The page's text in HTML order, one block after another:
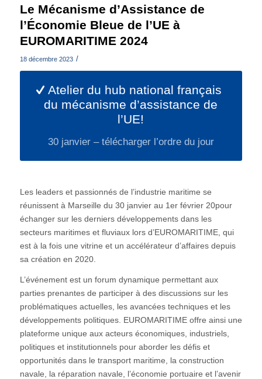
Le Mécanisme d’Assistance de
l’Économie Bleue de l’UE à
EUROMARITIME 2024
18 décembre 2023 /
Atelier du hub national français
du mécanisme d’assistance de
l’UE!
30 janvier – télécharger l’ordre du jour
Les leaders et passionnés de l’industrie maritime se
réunissent à Marseille du 30 janvier au 1er février 20pour
échanger sur les derniers développements dans les
secteurs maritimes et fluviaux lors d’EUROMARITIME, qui
est à la fois une vitrine et un accélérateur d’affaires depuis
sa création en 2020.
L’événement est un forum dynamique permettant aux
parties prenantes de participer à des discussions sur les
problématiques actuelles, les avancées techniques et les
développements politiques. EUROMARITIME offre ainsi une
plateforme unique aux acteurs économiques, industriels,
politiques et institutionnels pour aborder les défis et
opportunités dans le transport maritime, la construction
navale, la réparation navale, l’économie portuaire et l’avenir